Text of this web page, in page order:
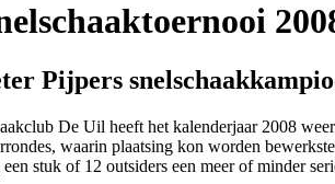
Pijpers
De Uil heeft het kalenderjaar 2008
waarin plaatsing kon worden
een stuk of 12 outsiders een meer of minder